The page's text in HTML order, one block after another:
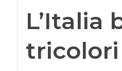
L’Italia
tricolori